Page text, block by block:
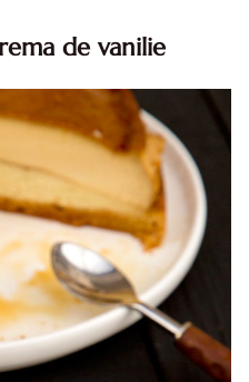
de vanilie
cu crema vanilie. Reteta